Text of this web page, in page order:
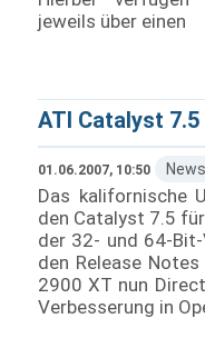
jeweils über einen
ATI Catalyst 7.5
01.06.2007, 10:50 News
Das kalifornische
den Catalyst 7.5
der 32- und 64-
den Release
2900 XT nun
Verbesserung in